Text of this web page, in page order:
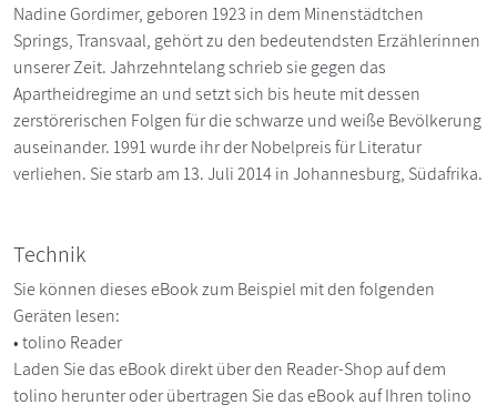
Nadine Gordimer, geboren 1923 in dem Minenstädtchen
Springs, Transvaal, gehört zu den bedeutendsten Erzählerinnen
unserer Zeit. Jahrzehntelang schrieb sie gegen das
Apartheidregime an und setzt sich bis heute mit dessen
zerstörerischen Folgen für die schwarze und weiße Bevölkerung
auseinander. 1991 wurde ihr der Nobelpreis für Literatur
verliehen. Sie starb am 13. Juli 2014 in Johannesburg, Südafrika.
Technik
Sie können dieses eBook zum Beispiel mit den folgenden
Geräten lesen:
• tolino Reader
Laden Sie das eBook direkt über den Reader-Shop auf dem
tolino herunter oder übertragen Sie das eBook auf Ihren tolino